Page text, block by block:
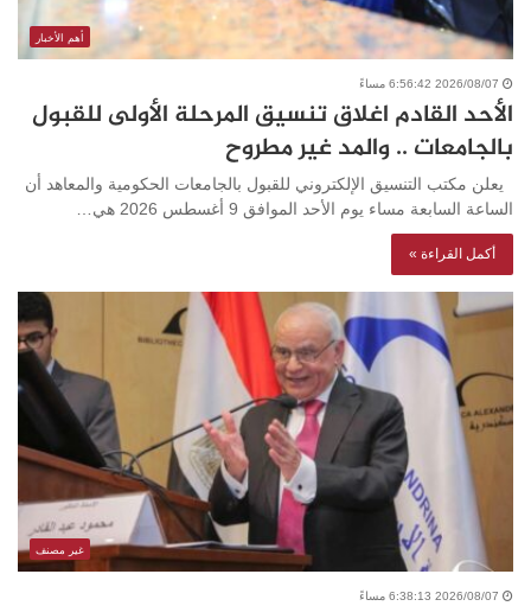
أهم الأخبار
2026/08/07 6:56:42 مساءً
الأحد القادم اغلاق تنسيق المرحلة الأولى للقبول
بالجامعات .. والمد غير مطروح
يعلن مكتب التنسيق الإلكتروني للقبول بالجامعات الحكومية والمعاهد أن
الساعة السابعة مساء يوم الأحد الموافق 9 أغسطس 2026 هي…
أكمل القراءة »
غير مصنف
2026/08/07 6:38:13 مساءً